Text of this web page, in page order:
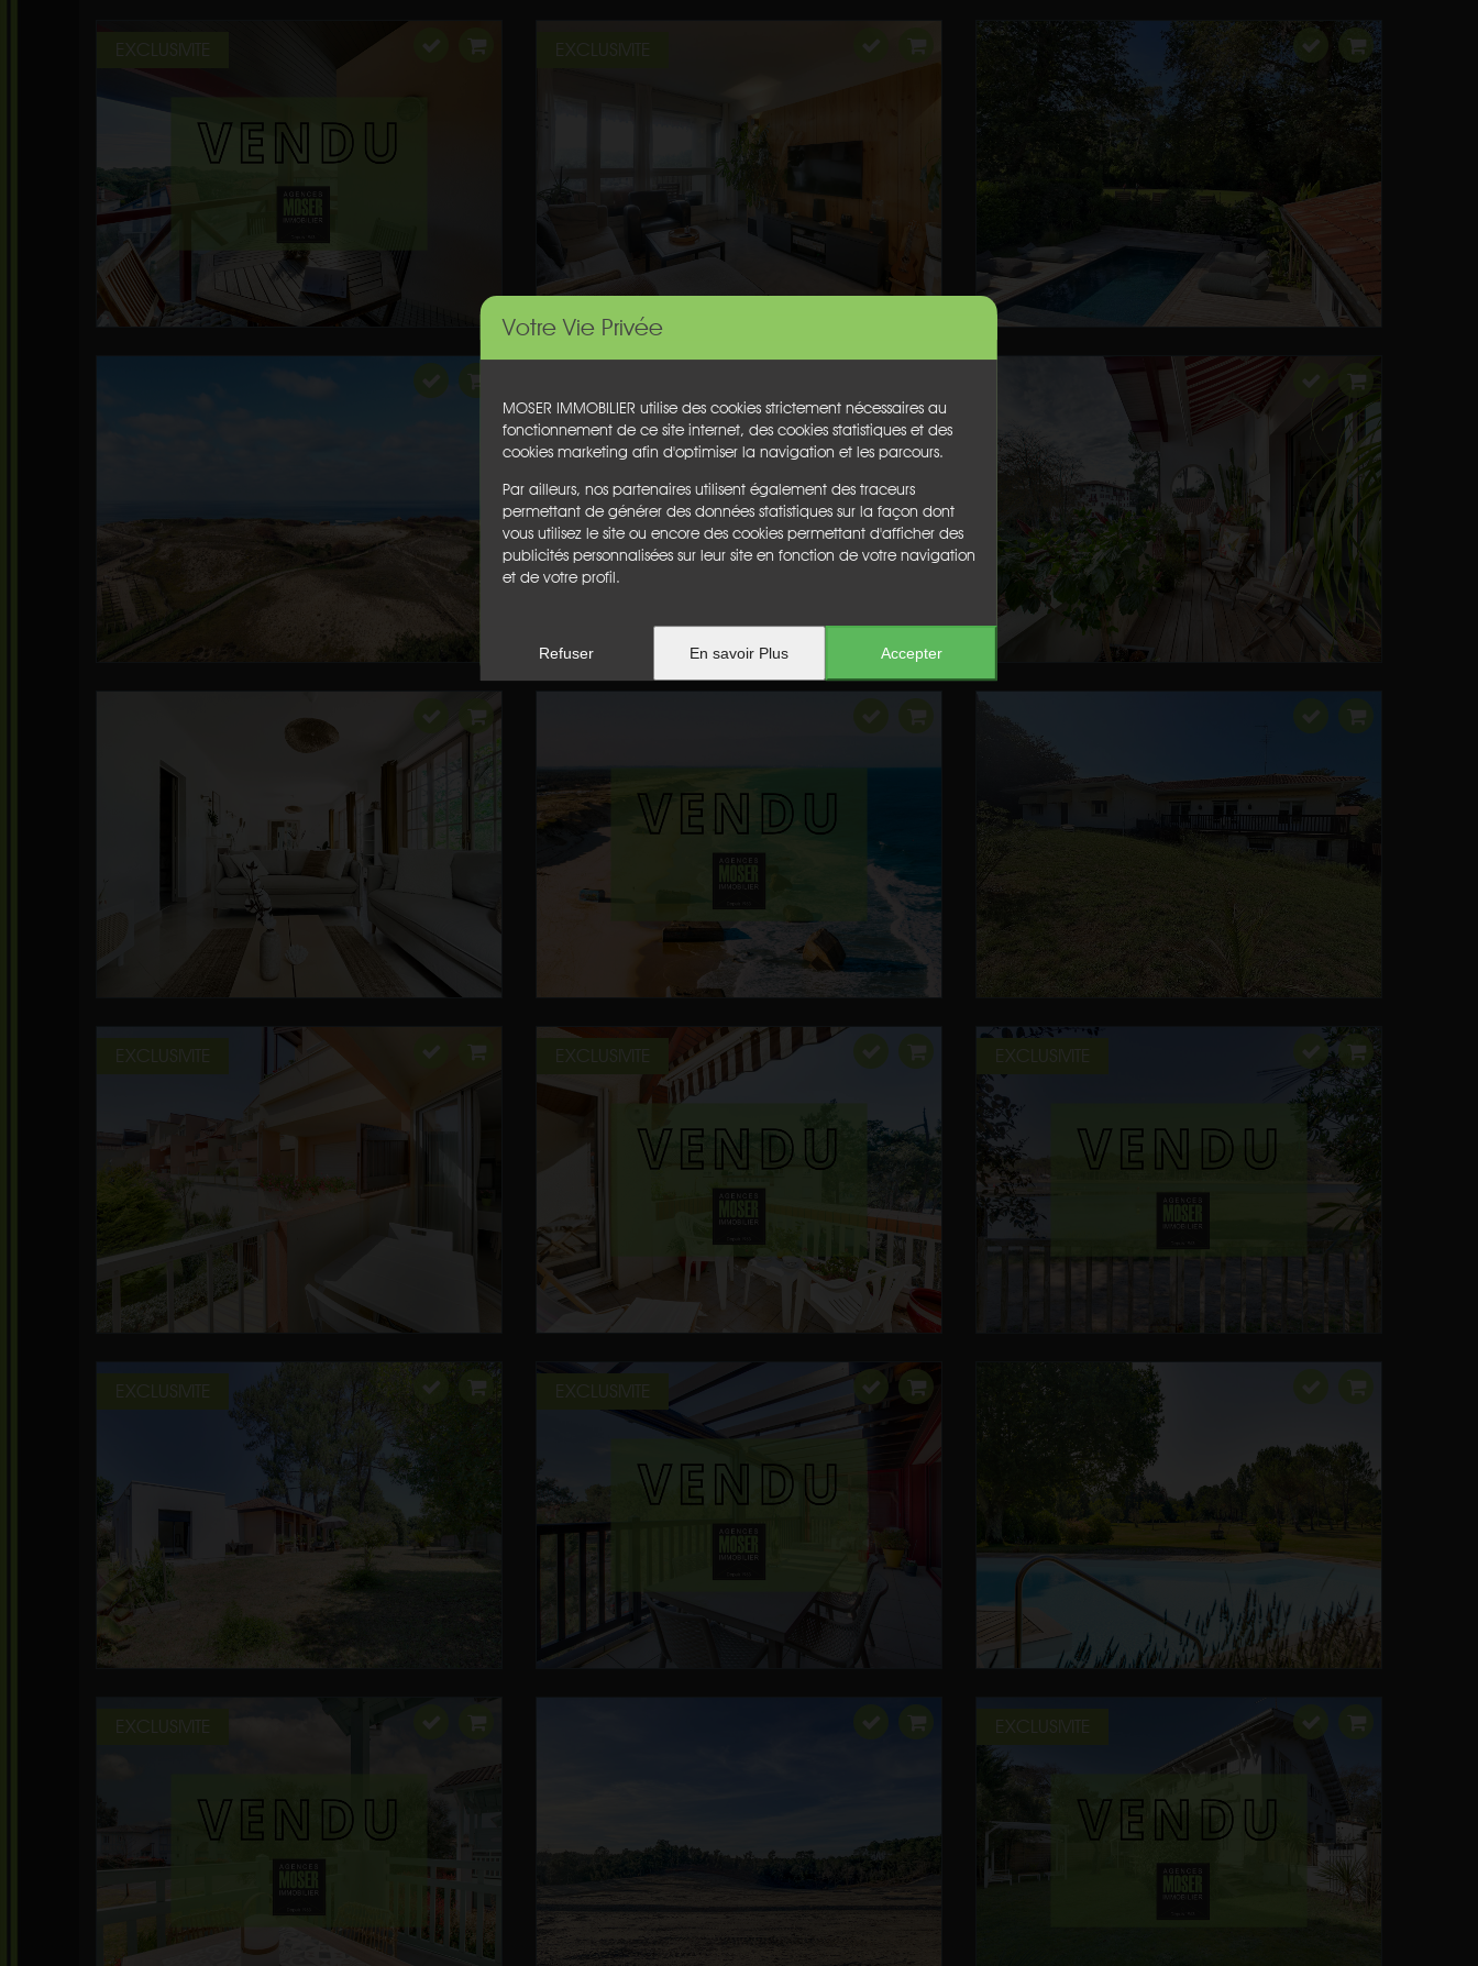
Votre Vie Privée
MOSER IMMOBILIER utilise des cookies strictement nécessaires au
fonctionnement de ce site internet, des cookies statistiques et des
cookies marketing afin d'optimiser la navigation et les parcours.
Par ailleurs, nos partenaires utilisent également des traceurs
permettant de générer des données statistiques sur la façon dont
vous utilisez le site ou encore des cookies permettant d'afficher des
publicités personnalisées sur leur site en fonction de votre navigation
et de votre profil.
Refuser En savoir Plus Accepter
EXCLUSIVITE EXCLUSIVITE
EXCLUSIVITE EXCLUSIVITE EXCLUSIVITE
EXCLUSIVITE EXCLUSIVITE
EXCLUSIVITE EXCLUSIVITE